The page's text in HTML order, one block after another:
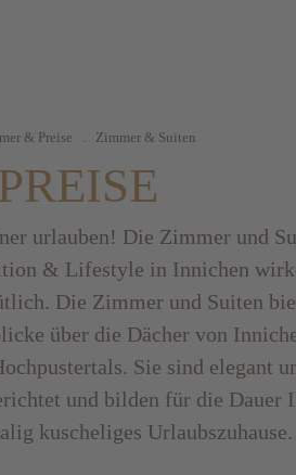
& Preise Zimmer & Suiten
urlauben! Die Zimmer und
& Lifestyle in Innichen
Die Zimmer und Suiten
über die Dächer von
Sie sind elegant
und bilden für die Dauer
kuscheliges Urlaubszuhause.